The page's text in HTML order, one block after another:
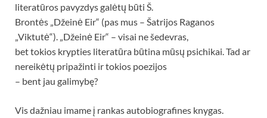
literatūros pavyzdys galėtų būti Š.
Brontės „Džeinė Eir“ (pas mus – Šatrijos Raganos
„Viktutė“). „Džeinė Eir“ – visai ne šedevras,
bet tokios krypties literatūra būtina mūsų psichikai. Tad ar
nereikėtų pripažinti ir tokios poezijos
– bent jau galimybę?
Vis dažniau imame į rankas autobiografines knygas.